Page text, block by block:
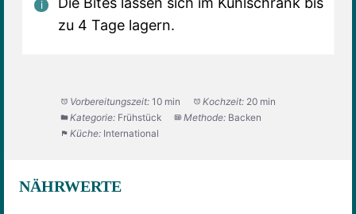
zu 4 Tage lagern.
Vorbereitungszeit: 10 min Kochzeit: 20 min
Kategorie: Frühstück Methode: Backen
Küche: International
NÄHRWERTE